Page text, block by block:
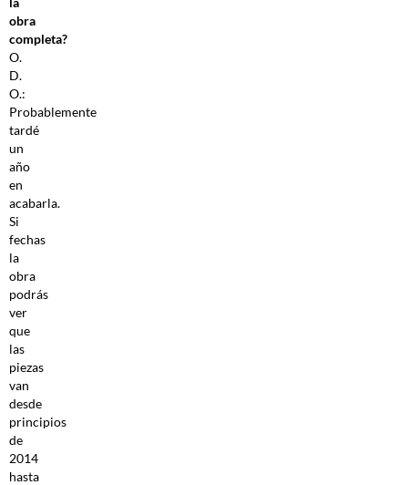
obra
completa?
O.
D.
O.:
Probablemente
tardé
un
año
en
acabarla.
Si
fechas
la
obra
podrás
ver
que
las
piezas
van
desde
principios
de
2014
hasta